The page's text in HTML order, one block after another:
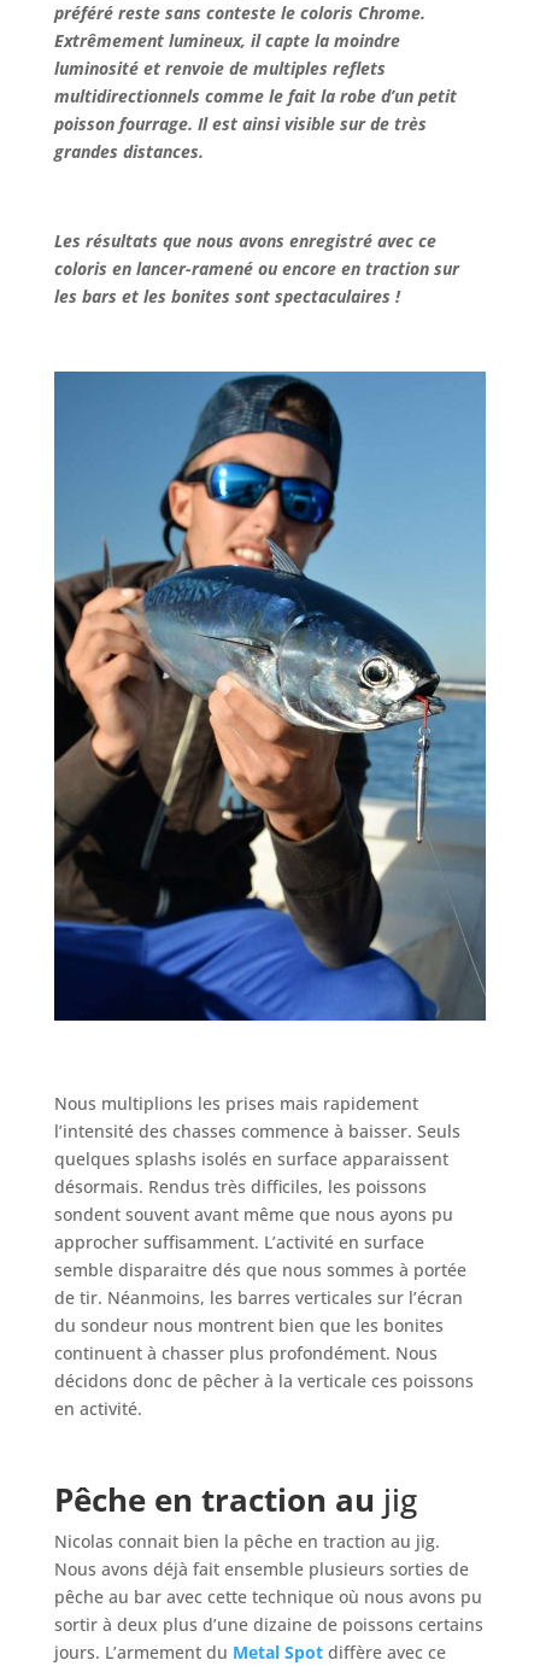
préféré reste sans conteste le coloris Chrome.
Extrêmement lumineux, il capte la moindre
luminosité et renvoie de multiples reflets
multidirectionnels comme le fait la robe d’un petit
poisson fourrage. Il est ainsi visible sur de très
grandes distances.
Les résultats que nous avons enregistré avec ce
coloris en lancer-ramené ou encore en traction sur
les bars et les bonites sont spectaculaires !
Nous multiplions les prises mais rapidement
l’intensité des chasses commence à baisser. Seuls
quelques splashs isolés en surface apparaissent
désormais. Rendus très difficiles, les poissons
sondent souvent avant même que nous ayons pu
approcher suffisamment. L’activité en surface
semble disparaitre dés que nous sommes à portée
de tir. Néanmoins, les barres verticales sur l’écran
du sondeur nous montrent bien que les bonites
continuent à chasser plus profondément. Nous
décidons donc de pêcher à la verticale ces poissons
en activité.
Pêche en traction au jig
Nicolas connait bien la pêche en traction au jig.
Nous avons déjà fait ensemble plusieurs sorties de
pêche au bar avec cette technique où nous avons pu
sortir à deux plus d’une dizaine de poissons certains
jours. L’armement du Metal Spot diffère avec ce